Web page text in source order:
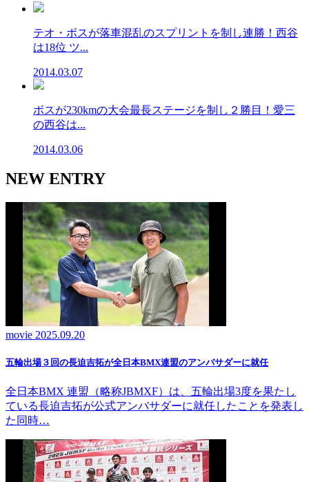
テオ・ボスが落車混乱のスプリントを制し連勝！西谷
は18位 ツ...
2014.03.07
ボスが230kmの大会最長ステージを制し２勝目！愛三
の西谷は...
2014.03.06
NEW ENTRY
movie 2025.09.20
五輪出場３回の長迫吉拓が全日本BMX連盟のアンバサダーに就任
全日本BMX 連盟（略称JBMXF）は、五輪出場3度を果たし
ている長迫吉拓が公式アンバサダーに就任したことを発表し
た同時…